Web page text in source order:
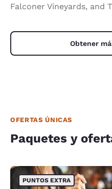
Falconer Vineyards, and
Obtener
OFERTAS ÚNICAS
Paquetes y
PUNTOS EXTRA